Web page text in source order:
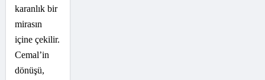
karanlık bir
mirasın
içine çekilir.
Cemal’in
dönüşü,